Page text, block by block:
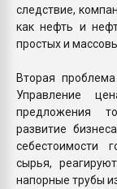
следствие,
как нефть и
простых и
Вторая
Управление
предложения
развитие
себестоимости
сырья,
напорные трубы